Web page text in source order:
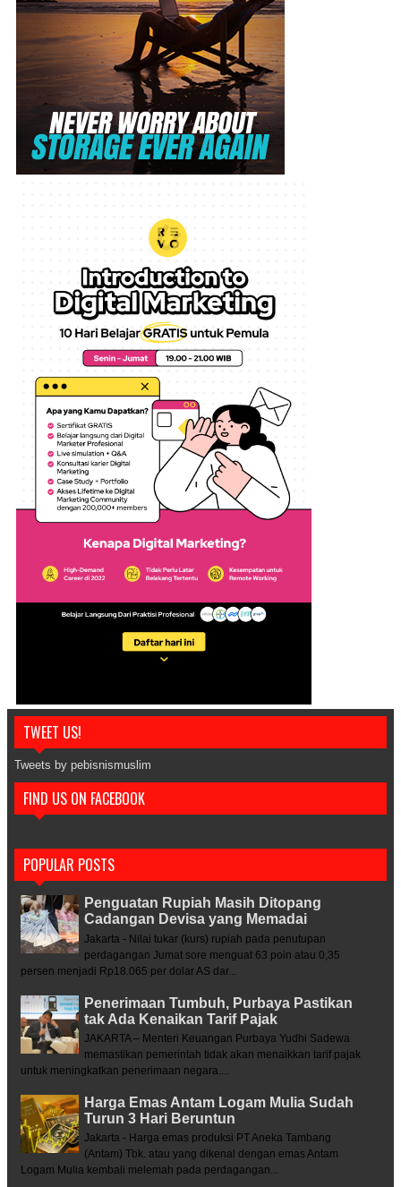
TWEET US!
Tweets by pebisnismuslim
FIND US ON FACEBOOK
POPULAR POSTS
Penguatan Rupiah Masih Ditopang
Cadangan Devisa yang Memadai
Jakarta - Nilai tukar (kurs) rupiah pada penutupan
perdagangan Jumat sore menguat 63 poin atau 0,35
persen menjadi Rp18.065 per dolar AS dar...
Penerimaan Tumbuh, Purbaya Pastikan
tak Ada Kenaikan Tarif Pajak
JAKARTA – Menteri Keuangan Purbaya Yudhi Sadewa
memastikan pemerintah tidak akan menaikkan tarif pajak
untuk meningkatkan penerimaan negara....
Harga Emas Antam Logam Mulia Sudah
Turun 3 Hari Beruntun
Jakarta - Harga emas produksi PT Aneka Tambang
(Antam) Tbk. atau yang dikenal dengan emas Antam
Logam Mulia kembali melemah pada perdagangan...